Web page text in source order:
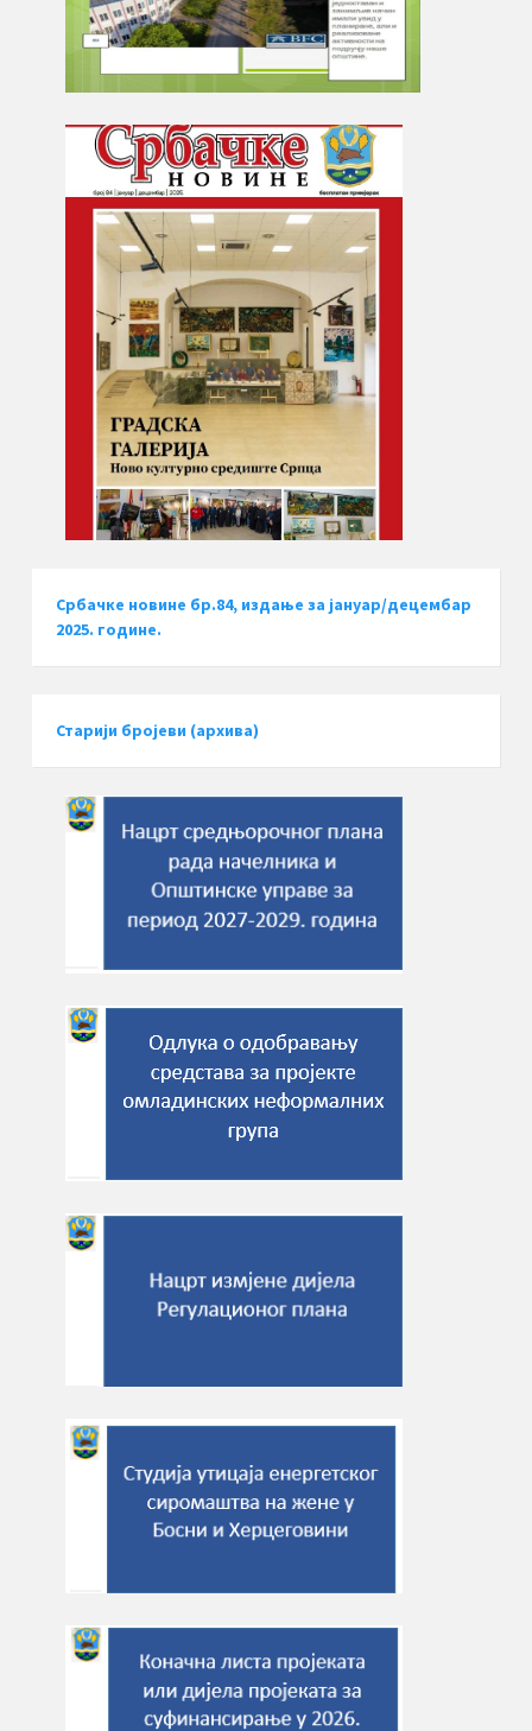
Србачке новине бр.84, издање за јануар/децембар
2025. године.
Старији бројеви (архива)